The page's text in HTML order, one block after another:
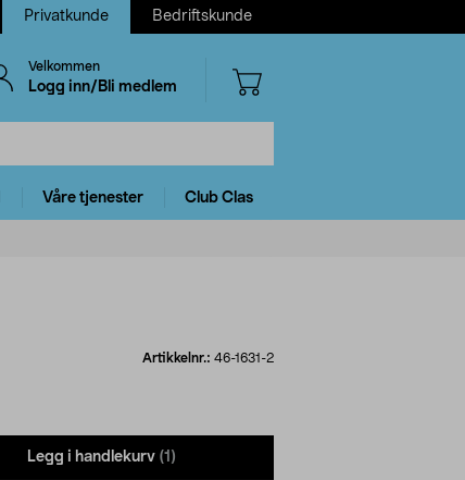
Privatkunde Bedriftskunde
Velkommen
Logg inn/Bli medlem
Våre tjenester Club Clas
Artikkelnr.: 46-1631-2
Legg i handlekurv (1)